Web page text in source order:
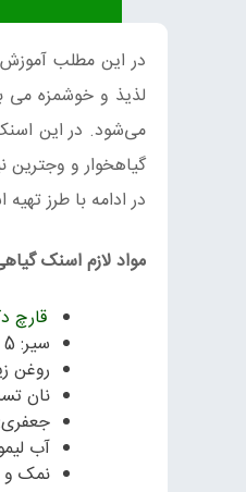
در این مطلب
لذیذ و خوشمزه می
می‌شود. در این
گیاهخوار و
در ادامه با طرز
مواد لازم اسنک
قارچ
سیر: 5 حبه
روغن‌ زیتون 5
نان تست
جعفری: 5 قاشق غذاخوری
آب‌ لیمو: 1 قاشق
نمک و